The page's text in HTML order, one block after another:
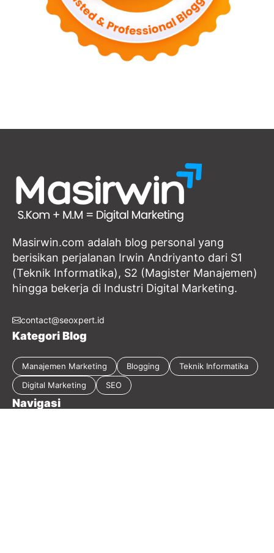
Masirwin.com adalah blog personal yang
berisikan perjalanan Irwin Andriyanto dari S1
(Teknik Informatika), S2 (Magister Manajemen)
hingga bekerja di Industri Digital Marketing.
contact@seoxpert.id
Kategori Blog
Manajemen Marketing Blogging
Teknik Informatika
Digital Marketing
SEO
Navigasi